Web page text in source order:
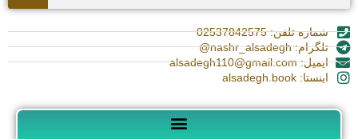
شماره تلفن: 02537842575
تلگرام: nashr_alsadegh@
ایمیل: alsadegh110@gmail.com
اینستا: alsadegh.book